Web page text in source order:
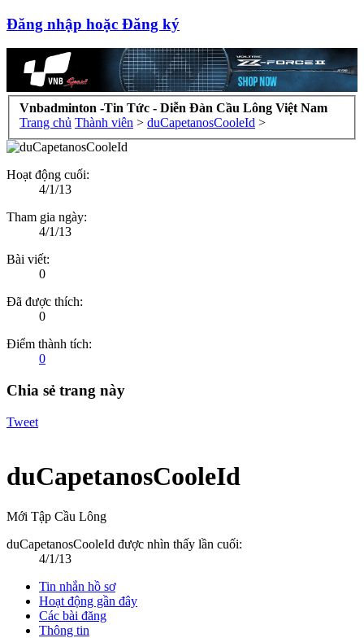
Đăng nhập hoặc Đăng ký
Vnbadminton -Tin Tức - Diễn Đàn Cầu Lông Việt Nam
Trang chủ Thành viên > duCapetanosCooleId >
Hoạt động cuối:
4/1/13
Tham gia ngày:
4/1/13
Bài viết:
0
Đã được thích:
0
Điểm thành tích:
0
Chia sẻ trang này
Tweet
duCapetanosCooleId
Mới Tập Cầu Lông
duCapetanosCooleId được nhìn thấy lần cuối:
4/1/13
Tin nhắn hồ sơ
Hoạt động gần đây
Các bài đăng
Thông tin